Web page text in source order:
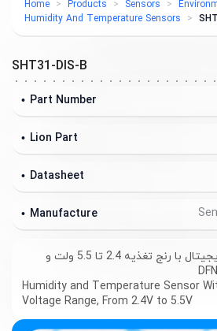
Home Products Sensors
Humidity And Temperature Sensors
SHT31-DIS-B
Part Number
Lion Part
Datasheet
Manufacture
سنسور رطوبت و دمای دیجیتال با رنج تغذیه 2.4 تا 5.5 ولت و
Humidity and Temperature Sensor
Voltage Range, From 2.4V to 5.5V